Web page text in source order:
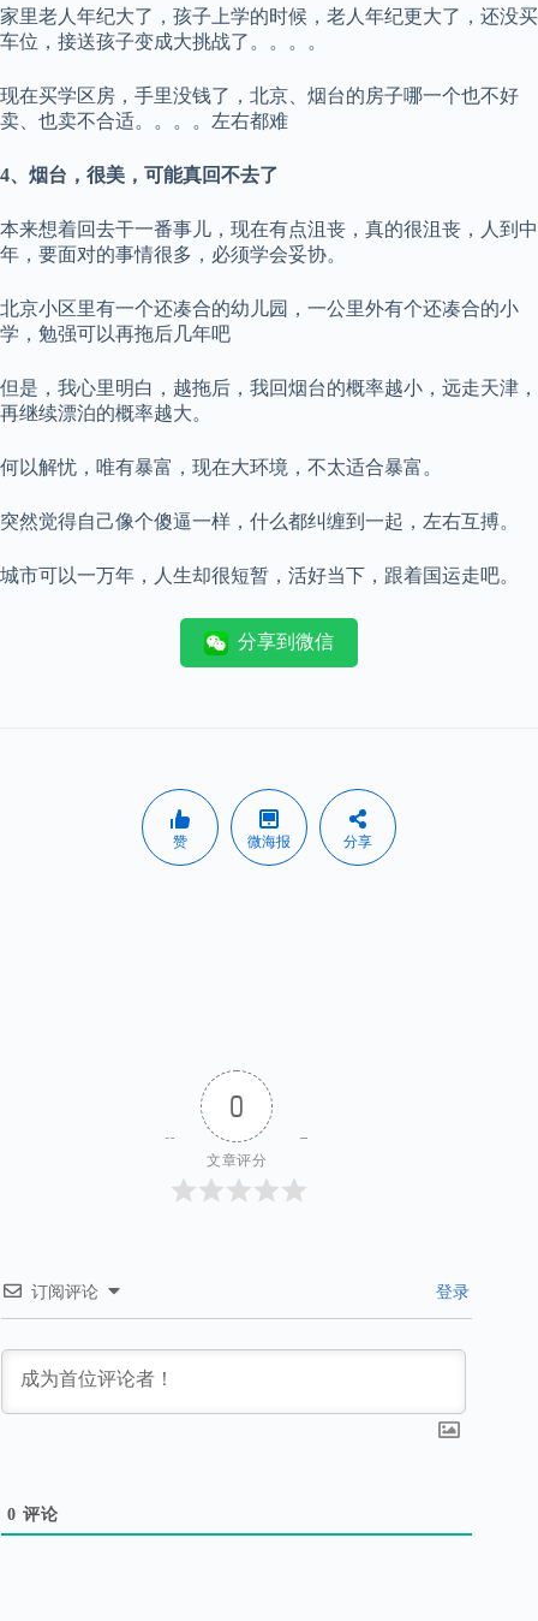
家里老人年纪大了，孩子上学的时候，老人年纪更大了，还没买
车位，接送孩子变成大挑战了。。。。
现在买学区房，手里没钱了，北京、烟台的房子哪一个也不好
卖、也卖不合适。。。。左右都难
4、烟台，很美，可能真回不去了
本来想着回去干一番事儿，现在有点沮丧，真的很沮丧，人到中
年，要面对的事情很多，必须学会妥协。
北京小区里有一个还凑合的幼儿园，一公里外有个还凑合的小
学，勉强可以再拖后几年吧
但是，我心里明白，越拖后，我回烟台的概率越小，远走天津，
再继续漂泊的概率越大。
何以解忧，唯有暴富，现在大环境，不太适合暴富。
突然觉得自己像个傻逼一样，什么都纠缠到一起，左右互搏。
城市可以一万年，人生却很短暂，活好当下，跟着国运走吧。
分享到微信
赞 微海报 分享
0
文章评分
订阅评论 登录
0 评论